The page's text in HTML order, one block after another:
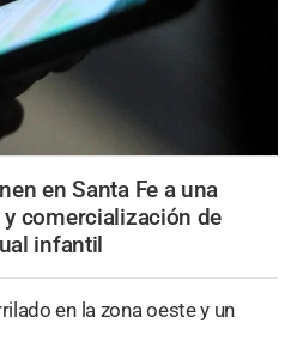
en Santa Fe a una
comercialización de
infantil
en la zona oeste y un